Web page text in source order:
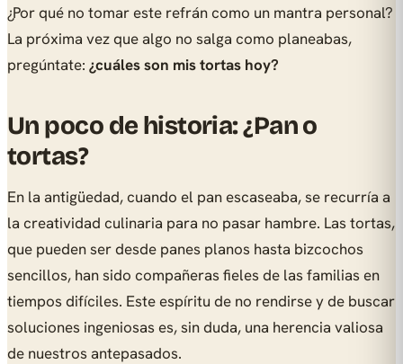
¿Por qué no tomar este refrán como un mantra personal?
La próxima vez que algo no salga como planeabas,
pregúntate: ¿cuáles son mis tortas hoy?
Un poco de historia: ¿Pan o
tortas?
En la antigüedad, cuando el pan escaseaba, se recurría a
la creatividad culinaria para no pasar hambre. Las tortas,
que pueden ser desde panes planos hasta bizcochos
sencillos, han sido compañeras fieles de las familias en
tiempos difíciles. Este espíritu de no rendirse y de buscar
soluciones ingeniosas es, sin duda, una herencia valiosa
de nuestros antepasados.